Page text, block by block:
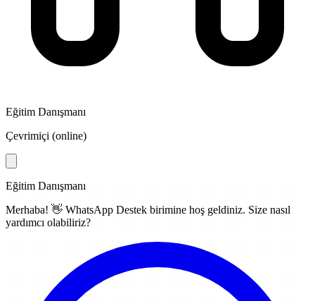
Eğitim Danışmanı
Çevrimiçi (online)
Eğitim Danışmanı
Merhaba! 👋 WhatsApp Destek birimine hoş geldiniz. Size nasıl
yardımcı olabiliriz?